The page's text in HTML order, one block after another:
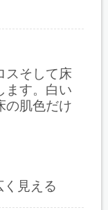
スそして床
ます。白い
の肌色だけ